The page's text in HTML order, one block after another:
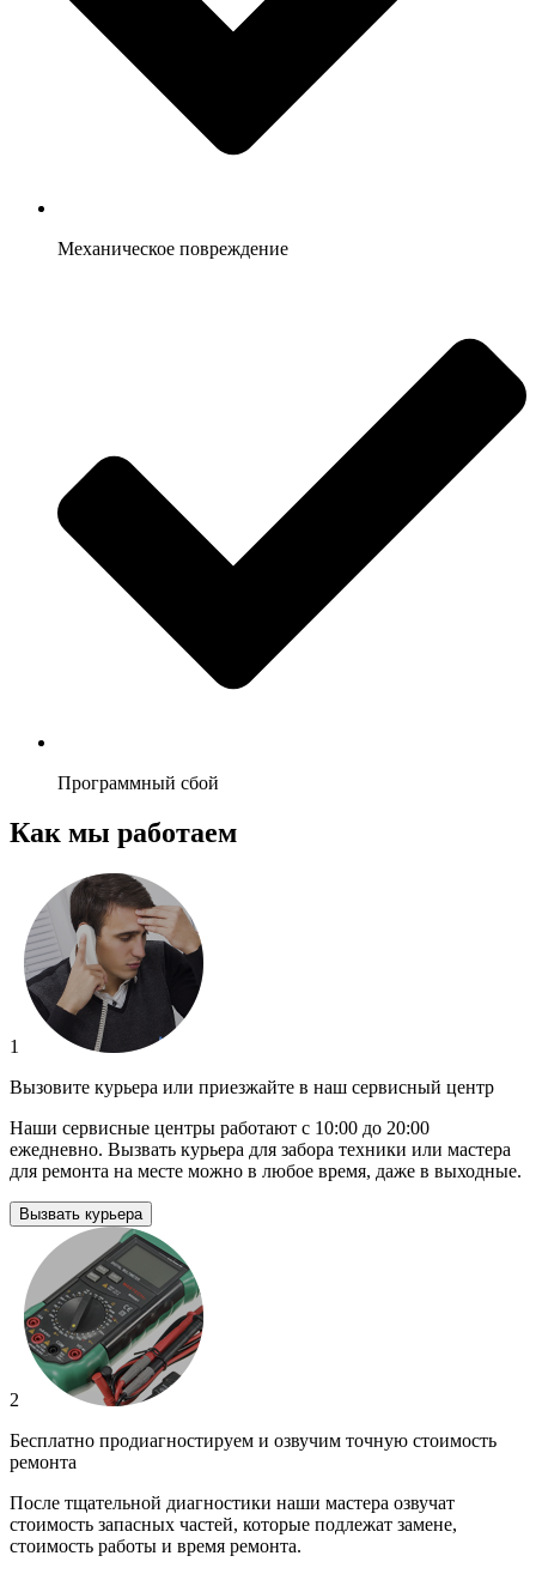
Механическое повреждение
Программный сбой
Как мы работаем
1
Вызовите курьера или приезжайте в наш сервисный центр
Наши сервисные центры работают с 10:00 до 20:00
ежедневно. Вызвать курьера для забора техники или мастера
для ремонта на месте можно в любое время, даже в выходные.
Вызвать курьера
2
Бесплатно продиагностируем и озвучим точную стоимость
ремонта
После тщательной диагностики наши мастера озвучат
стоимость запасных частей, которые подлежат замене,
стоимость работы и время ремонта.